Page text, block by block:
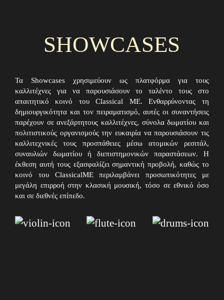
SHOWCASES
Τα Showcases χρησιμεύουν ως πλατφόρμα για τους
καλλιτέχνες για να παρουσιάσουν το ταλέντο τους στο
απαιτητικό κοινό του Classical ME. Ενθαρρύνοντας τη
δημιουργικότητα και τον πειραματισμό, αυτές οι συναντήσεις
παρέχουν σε ανεξάρτητους καλλιτέχνες, σύνολα δωματίου και
πολιτιστικούς οργανισμούς την ευκαιρία να παρουσιάσουν τις
καλλιτεχνικές τους προσπάθειες μέσω ατομικών ρεσιτάλ,
συναυλιών δωματίου ή διεπιστημονικών παραστάσεων. Η
έκθεση αυτή τους εξασφαλίζει σημαντική προβολή, καθώς το
κοινό του ClassicalME περιλαμβάνει προσωπικότητες με
μεγάλη επιρροή στην κλασική μουσική, τόσο σε εθνικό όσο
και σε διεθνές επίπεδο.